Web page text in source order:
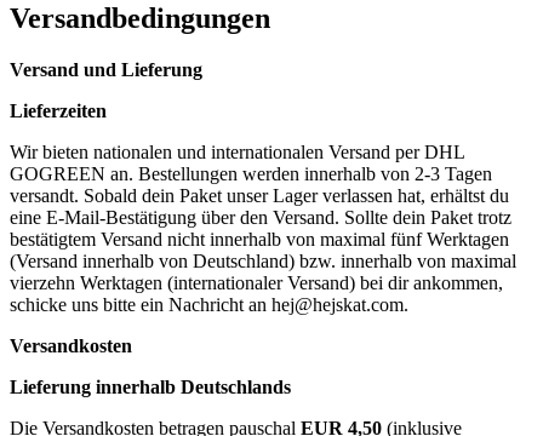
Versandbedingungen
Versand und Lieferung
Lieferzeiten
Wir bieten nationalen und internationalen Versand per DHL
GOGREEN an. Bestellungen werden innerhalb von 2-3 Tagen
versandt. Sobald dein Paket unser Lager verlassen hat, erhältst du
eine E-Mail-Bestätigung über den Versand. Sollte dein Paket trotz
bestätigtem Versand nicht innerhalb von maximal fünf Werktagen
(Versand innerhalb von Deutschland) bzw. innerhalb von maximal
vierzehn Werktagen (internationaler Versand) bei dir ankommen,
schicke uns bitte ein Nachricht an hej@hejskat.com.
Versandkosten
Lieferung innerhalb Deutschlands
Die Versandkosten betragen pauschal EUR 4,50 (inklusive